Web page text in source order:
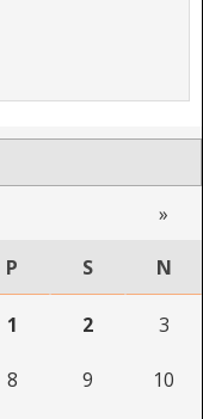
»
P S N
1 2 3
8 9 10